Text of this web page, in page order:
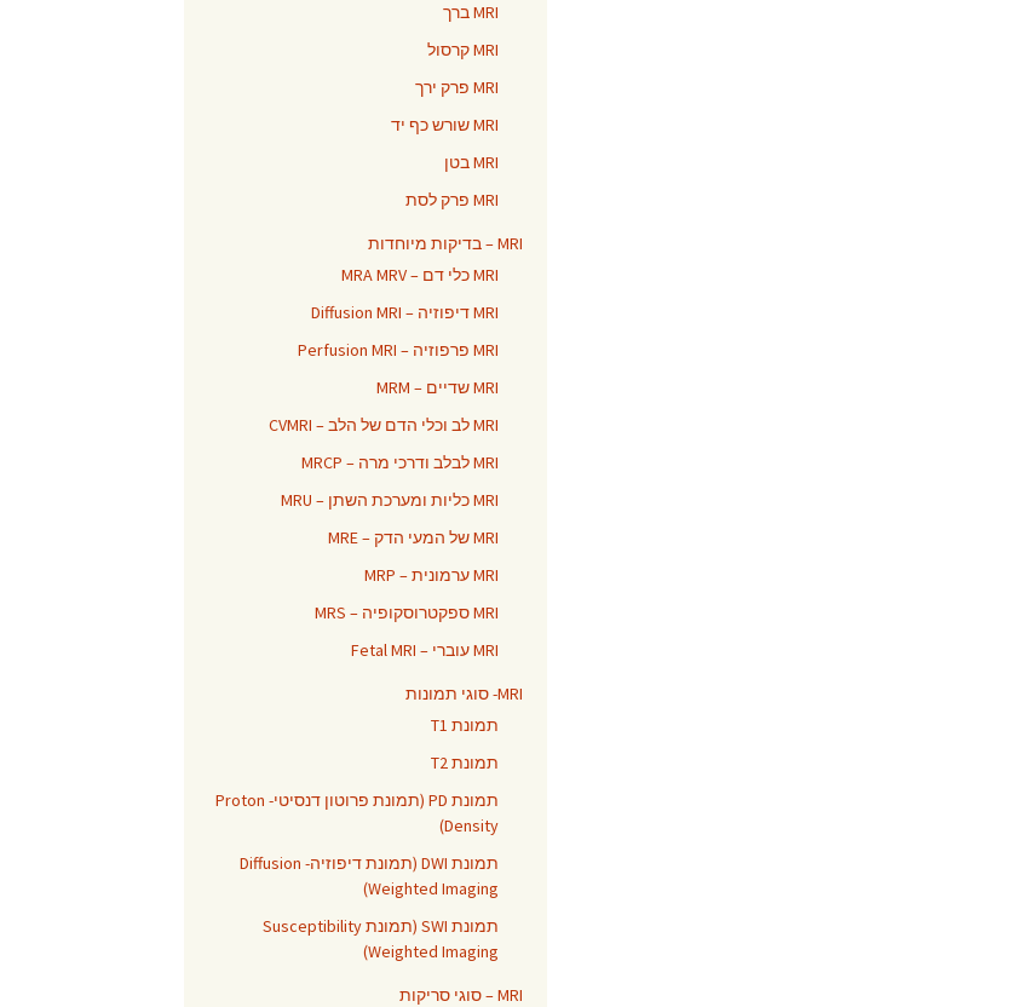
MRI ברך
MRI קרסול
MRI פרק ירך
MRI שורש כף יד
MRI בטן
MRI פרק לסת
MRI – בדיקות מיוחדות
MRI כלי דם – MRA MRV
MRI דיפוזיה – Diffusion MRI
MRI פרפוזיה – Perfusion MRI
MRI שדיים – MRM
MRI לב וכלי הדם של הלב – CVMRI
MRI לבלב ודרכי מרה – MRCP
MRI כליות ומערכת השתן – MRU
MRI של המעי הדק – MRE
MRI ערמונית – MRP
MRI ספקטרוסקופיה – MRS
MRI עוברי – Fetal MRI
MRI- סוגי תמונות
תמונת T1
תמונת T2
תמונת PD (תמונת פרוטון דנסיטי- Proton
Density)
תמונת DWI (תמונת דיפוזיה- Diffusion
Weighted Imaging)
תמונת SWI (תמונת Susceptibility
Weighted Imaging)
MRI – סוגי סריקות